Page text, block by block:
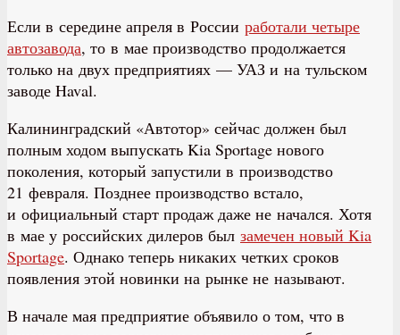
Если в середине апреля в России работали четыре
автозавода, то в мае производство продолжается
только на двух предприятиях — УАЗ и на тульском
заводе Haval.
Калининградский «Автотор» сейчас должен был
полным ходом выпускать Kia Sportage нового
поколения, который запустили в производство
21 февраля. Позднее производство встало,
и официальный старт продаж даже не начался. Хотя
в мае у российских дилеров был замечен новый Kia
Sportage. Однако теперь никаких четких сроков
появления этой новинки на рынке не называют.
В начале мая предприятие объявило о том, что в